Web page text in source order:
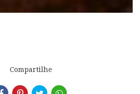
Compartilhe